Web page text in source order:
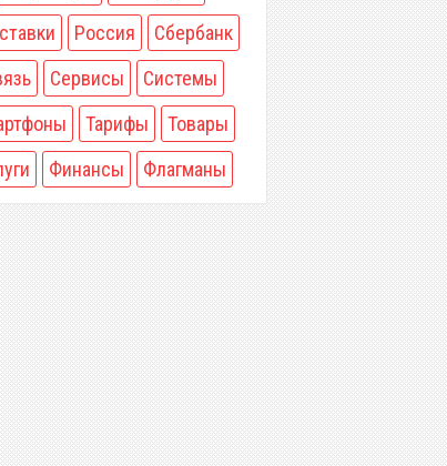
Россия
Сбербанк
Сервисы
Системы
Тарифы
Товары
Финансы Флагманы